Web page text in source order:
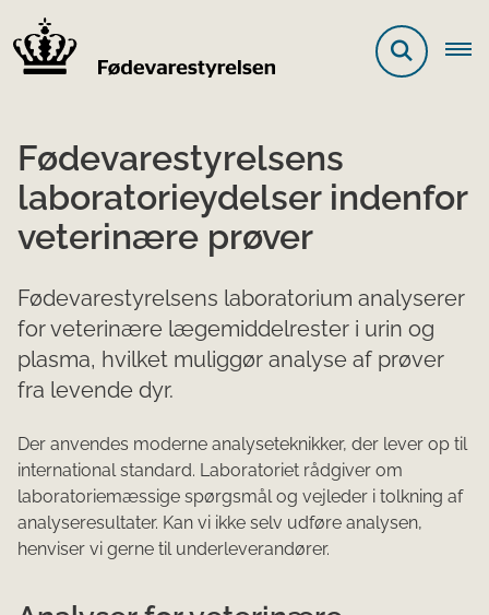
Fødevarestyrelsens
laboratorieydelser indenfor
veterinære prøver
Fødevarestyrelsens laboratorium analyserer
for veterinære lægemiddelrester i urin og
plasma, hvilket muliggør analyse af prøver
fra levende dyr.
Der anvendes moderne analyseteknikker, der lever op til
international standard. Laboratoriet rådgiver om
laboratoriemæssige spørgsmål og vejleder i tolkning af
analyseresultater. Kan vi ikke selv udføre analysen,
henviser vi gerne til underleverandører.